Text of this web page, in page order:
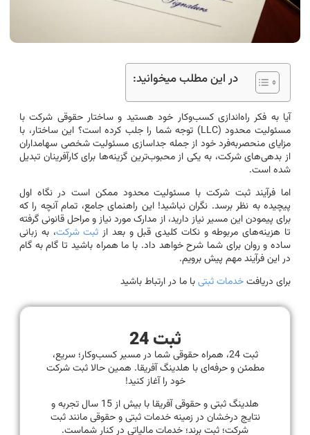
در این مطلب میخوانید:
آیا به فکر راه‌اندازی کسب‌وکار خود هستید و ساختار حقوقی شرکت با
مسئولیت محدود (LLC) توجه شما را جلب کرده است؟ این ساختار، با
مزایای منحصربه‌فرد خود از جمله جداسازی مسئولیت شخصی سهامداران
از بدهی‌های شرکت، به یکی از محبوب‌ترین گزینه‌ها برای کارآفرینان تبدیل
شده است.
اما فرآیند ثبت شرکت با مسئولیت محدود ممکن است در نگاه اول
پیچیده به نظر برسد. نگران نباشید! این راهنمای جامع، تمام آنچه را که
برای پیمودن این مسیر نیاز دارید، از مدارک مورد نیاز و مراحل قانونی گرفته
تا هزینه‌های مربوطه و نکات کلیدی قبل و بعد از ثبت شرکت، به زبانی
ساده و روان برای شما شرح خواهد داد. با ما همراه باشید تا گام به گام
در این فرآیند مهم پیش برویم.
برای دریافتخدمات ثبتیبا ما در ارتباط باشید
ثبت 24
ثبت 24، همراه حقوقی شما در مسیر کسب‌وکار؛ سریع،
مطمئن و حرفه‌ای با هلدینگ آفریقا. همین حالا ثبت شرکت
خود را آغاز کنید!
هلدینگ ثبتی و حقوقی آفریقا با بیش از 15 سال تجربه و
نتایج درخشان در زمینه خدمات ثبتی و حقوقی مانند ثبت
شرکت؛ ثبت برند؛ خدمات مالیاتی در کنار شماست.